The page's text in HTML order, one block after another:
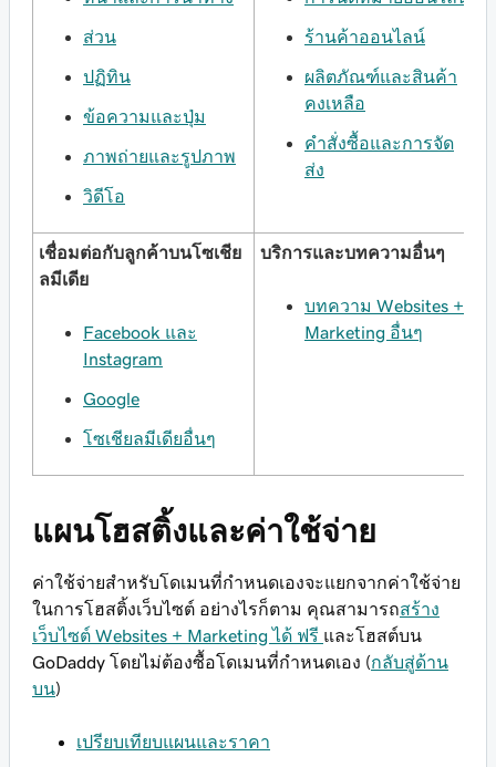
ส่วน
ปฏิทิน
ข้อความและปุ่ม
ภาพถ่ายและรูปภาพ
วิดีโอ
ร้านค้าออนไลน์
ผลิตภัณฑ์และสินค้า
คงเหลือ
คำสั่งซื้อและการจัด
ส่ง
เชื่อมต่อกับลูกค้าบนโซเชีย
ลมีเดีย
Facebook และ
Instagram
Google
โซเชียลมีเดียอื่นๆ
บริการและบทความอื่นๆ
บทความ Websites +
Marketing อื่นๆ
แผนโฮสติ้งและค่าใช้จ่าย
ค่าใช้จ่ายสำหรับโดเมนที่กำหนดเองจะแยกจากค่าใช้จ่าย
ในการโฮสติ้งเว็บไซต์ อย่างไรก็ตาม คุณสามารถสร้าง
เว็บไซต์ Websites + Marketing ได้ ฟรี และโฮสต์บน
GoDaddy โดยไม่ต้องซื้อโดเมนที่กำหนดเอง (กลับสู่ด้าน
บน)
เปรียบเทียบแผนและราคา